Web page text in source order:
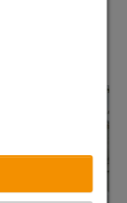
Azubis.